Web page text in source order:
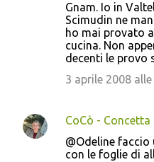
Gnam. Io in
Scimudin ne
ho mai provato
cucina. Non
decenti le provo
3 aprile 2008
CoCò -
@Odeline
con le foglie di